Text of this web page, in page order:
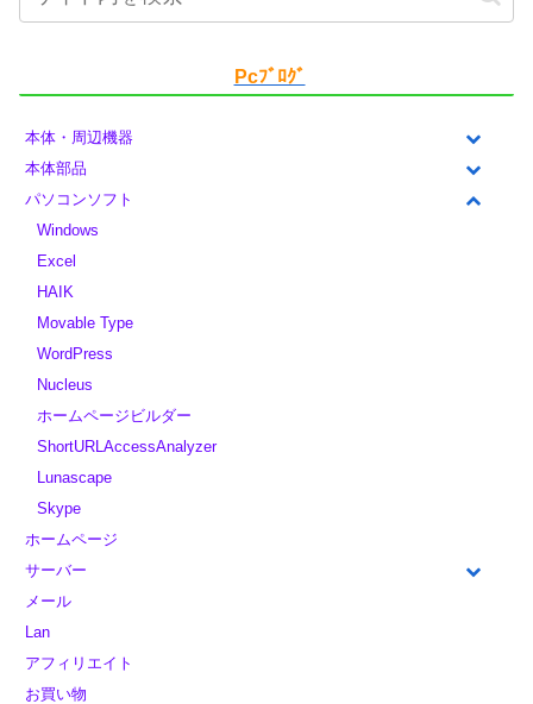
Pcﾌﾞﾛｸﾞ
本体・周辺機器
本体部品
パソコンソフト
Windows
Excel
HAIK
Movable Type
WordPress
Nucleus
ホームページビルダー
ShortURLAccessAnalyzer
Lunascape
Skype
ホームページ
サーバー
メール
Lan
アフィリエイト
お買い物